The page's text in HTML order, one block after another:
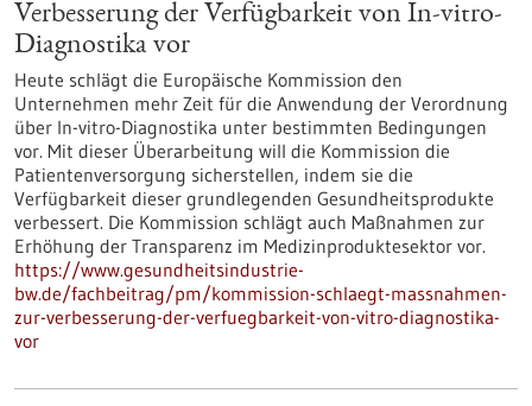
Verbesserung der Verfügbarkeit von In-vitro-
Diagnostika vor
Heute schlägt die Europäische Kommission den
Unternehmen mehr Zeit für die Anwendung der Verordnung
über In-vitro-Diagnostika unter bestimmten Bedingungen
vor. Mit dieser Überarbeitung will die Kommission die
Patientenversorgung sicherstellen, indem sie die
Verfügbarkeit dieser grundlegenden Gesundheitsprodukte
verbessert. Die Kommission schlägt auch Maßnahmen zur
Erhöhung der Transparenz im Medizinproduktesektor vor.
https://www.gesundheitsindustrie-
bw.de/fachbeitrag/pm/kommission-schlaegt-massnahmen-
zur-verbesserung-der-verfuegbarkeit-von-vitro-diagnostika-
vor